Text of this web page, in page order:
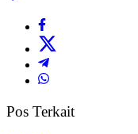
Pos Terkait